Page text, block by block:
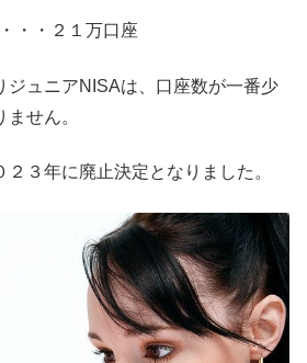
・・２１万口座
ジュニアNISAは、口座数が一番少
せん。
２３年に廃止決定となりました。